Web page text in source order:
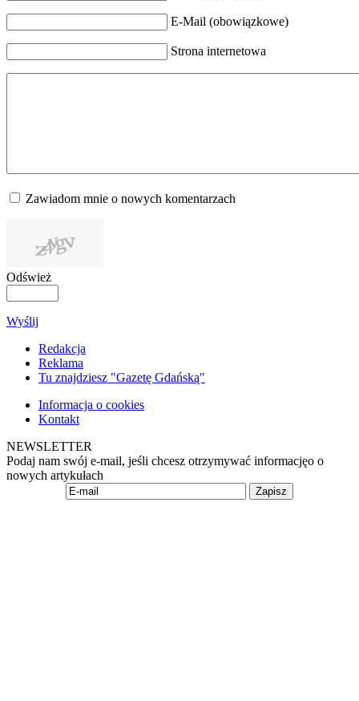
E-Mail (obowiązkowe)
Strona internetowa
Zawiadom mnie o nowych komentarzach
Odśwież
Wyślij
Redakcja
Reklama
Tu znajdziesz "Gazetę Gdańską"
Informacja o cookies
Kontakt
NEWSLETTER
Podaj nam swój e-mail, jeśli chcesz otrzymywać informacjęo o
nowych artykułach
Zapisz